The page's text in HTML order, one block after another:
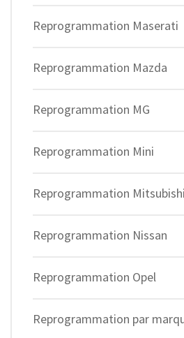
Reprogrammation Maserati
Reprogrammation Mazda
Reprogrammation MG
Reprogrammation Mini
Reprogrammation Mitsubishi
Reprogrammation Nissan
Reprogrammation Opel
Reprogrammation par